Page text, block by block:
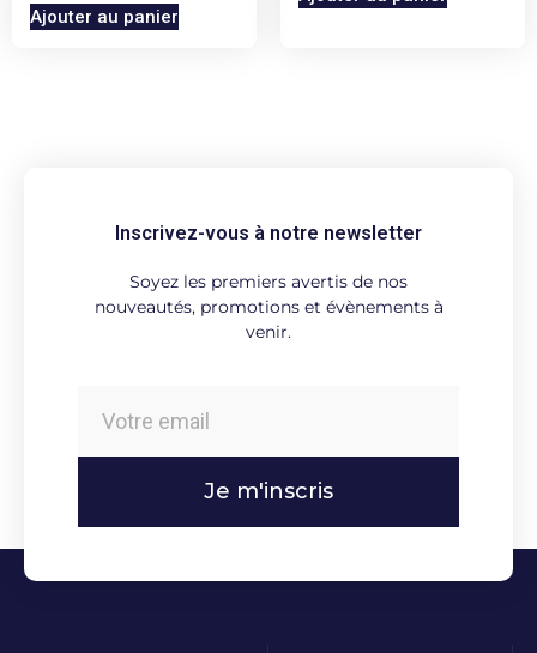
Ajouter au panier
Inscrivez-vous à notre newsletter
Soyez les premiers avertis de nos
nouveautés, promotions et évènements à
venir.
Je m'inscris